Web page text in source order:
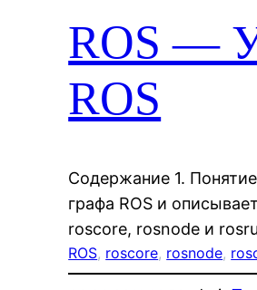
ROS —
ROS
Содержание 1.
графа ROS и
roscore, rosnode и
ROS, roscore, rosnode,